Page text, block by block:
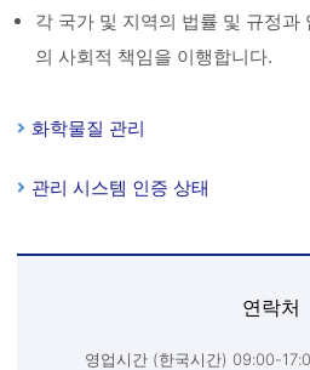
각 국가 및 지역의 법률 및 규정과
의 사회적 책임을 이행합니다.
화학물질 관리
관리 시스템 인증 상태
연락처
영업시간 (한국시간) 09:00-